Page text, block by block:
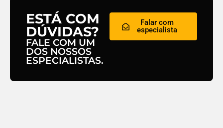
ESTÁ COM
DÚVIDAS?
FALE COM UM
DOS NOSSOS
ESPECIALISTAS.
Falar com
especialista